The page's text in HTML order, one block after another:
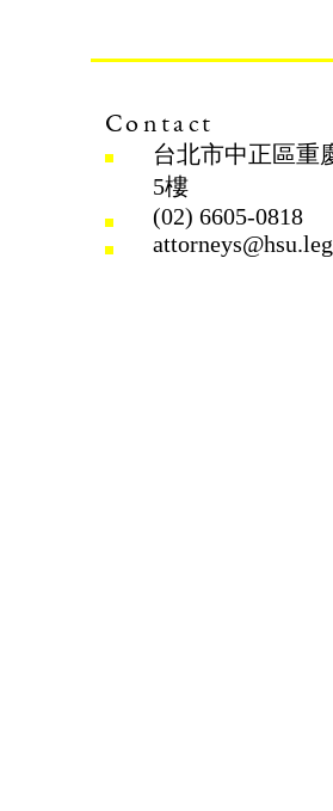
Contact
台北市中正區重
5樓
(02) 6605-0818